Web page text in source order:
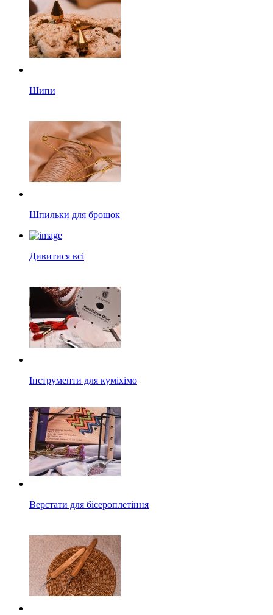
Шипи
Шпильки для брошок
Дивитися всі
Інструменти для куміхімо
Верстати для бісероплетіння